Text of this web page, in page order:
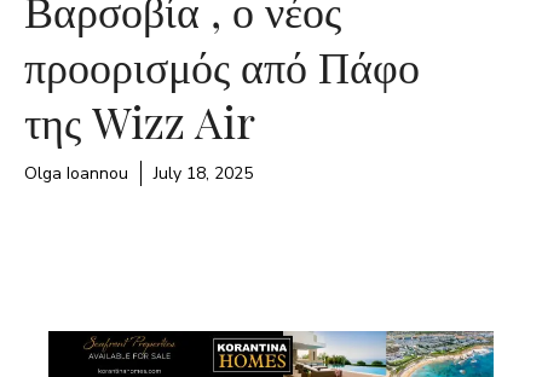
προορισμός από Πάφο
της Wizz Air
Olga Ioannou July 18, 2025